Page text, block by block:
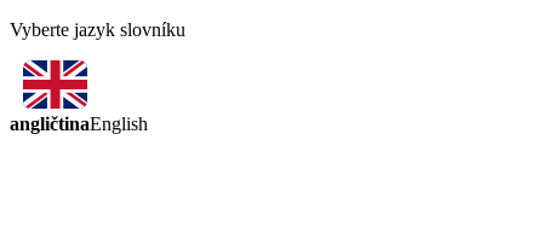
Vyberte jazyk slovníku
angličtinaEnglish